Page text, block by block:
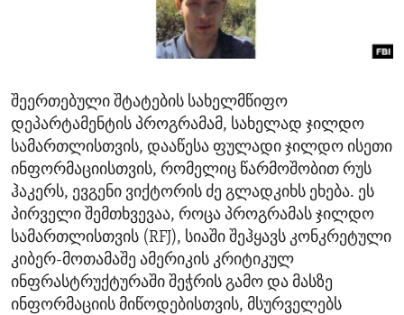
ENVIRONMENT AND HEALTH
IDEALS AND INSTITUTIONS
შეერთებული შტატების სახელმწიფო
დეპარტამენტის პროგრამამ, სახელად ჯილდო
სამართლისთვის, დააწესა ფულადი ჯილდო ისეთი
ინფორმაციისთვის, რომელიც წარმოშობით რუს
ჰაკერს, ევგენი ვიქტორის ძე გლადკიხს ეხება. ეს
პირველი შემთხვევაა, როცა პროგრამას ჯილდო
სამართლისთვის (RFJ), სიაში შეჰყავს კონკრეტული
კიბერ-მოთამაშე ამერიკის კრიტიკულ
ინფრასტრუქტურაში შეჭრის გამო და მასზე
ინფორმაციის მიწოდებისთვის, მსურველებს